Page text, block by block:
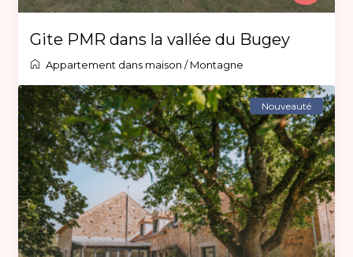
Gite PMR dans la vallée du Bugey
Appartement dans maison /Montagne
Nouveauté